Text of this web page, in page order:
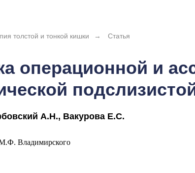
толстой и тонкой кишки → Статья
операционной и
А.Н., Вакурова Е.С.
Владимирского